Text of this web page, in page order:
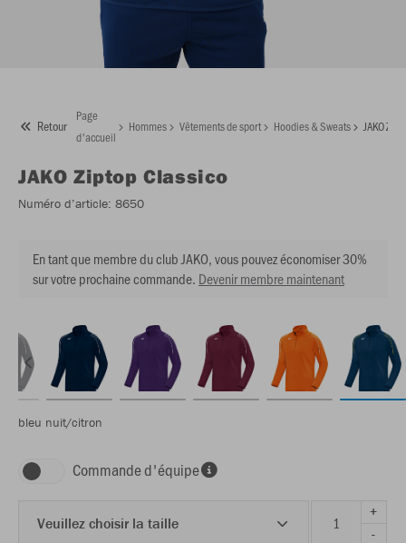
Retour
Page
d'accueil
Hommes Vêtements de sport Hoodies & Sweats JAKO
JAKO Ziptop Classico
Numéro d’article: 8650
En tant que membre du club JAKO, vous pouvez économiser 30%
sur votre prochaine commande. Devenir membre maintenant
bleu nuit/citron
Commande d'équipe
Veuillez choisir la taille
+
-